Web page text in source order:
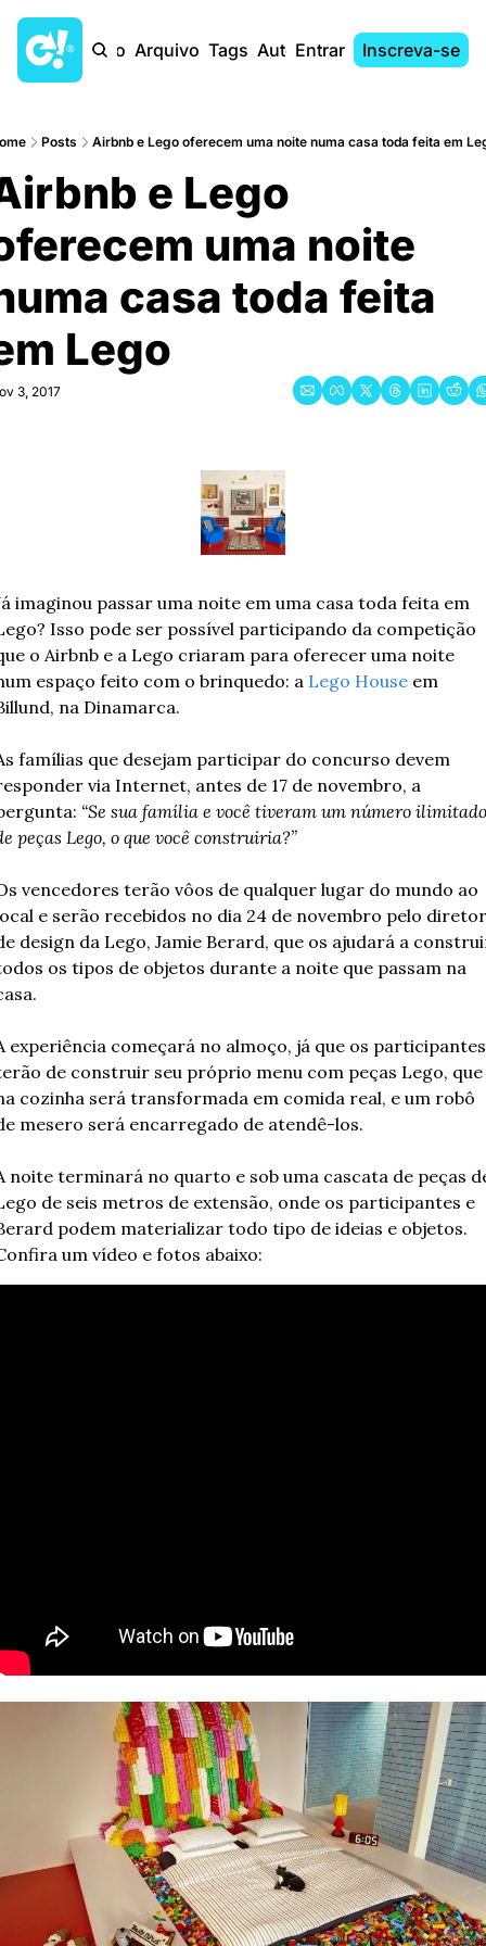
Início Arquivo Tags AutoresEntrar Inscreva-se
Posts Airbnb e Lego oferecem uma noite numa casa toda feita em
e Lego
uma noite
casa toda feita
Lego
3, 2017
imaginou passar uma noite em uma casa toda feita em
Isso pode ser possível participando da competição
o Airbnb e a Lego criaram para oferecer uma noite
espaço feito com o brinquedo: a Lego House em
na Dinamarca.
famílias que desejam participar do concurso devem
via Internet, antes de 17 de novembro, a
“Se sua família e você tiveram um número ilimitado
peças Lego, o que você construiria?”
vencedores terão vôos de qualquer lugar do mundo ao
e serão recebidos no dia 24 de novembro pelo diretor
design da Lego, Jamie Berard, que os ajudará a
os tipos de objetos durante a noite que passam na
experiência começará no almoço, já que os participantes
de construir seu próprio menu com peças Lego, que
cozinha será transformada em comida real, e um robô
mesero será encarregado de atendê-los.
noite terminará no quarto e sob uma cascata de peças
de seis metros de extensão, onde os participantes e
podem materializar todo tipo de ideias e objetos.
um vídeo e fotos abaixo: